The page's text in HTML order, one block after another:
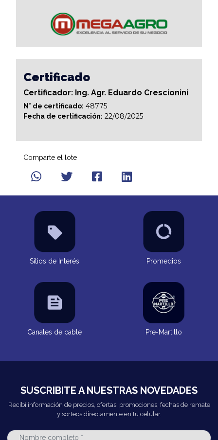
Certificado
Certificador: Ing. Agr. Eduardo Crescionini
N° de certificado: 48775
Fecha de certificación: 22/08/2025
Comparte el lote
Sitios de Interés Promedios
Canales de cable Pre-Martillo
SUSCRIBITE A NUESTRAS NOVEDADES
Recibí información de precios, ofertas, promociones, fechas de remate
y sorteos directamente en tu celular.